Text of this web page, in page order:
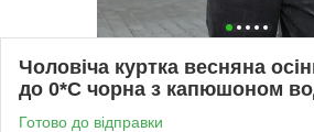
Чоловіча куртка весняна
до 0*C чорна з капюшоном
Готово до відправки